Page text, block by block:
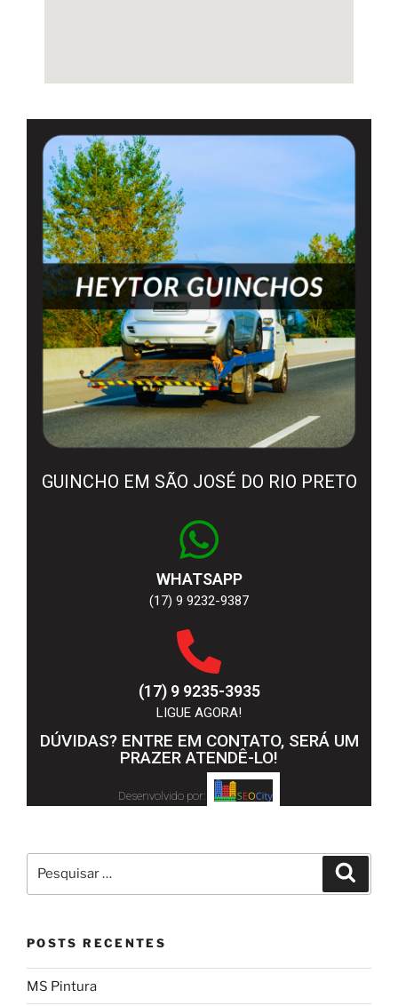
GUINCHO EM SÃO JOSÉ DO RIO PRETO
WHATSAPP
(17) 9 9232-9387
(17) 9 9235-3935
LIGUE AGORA!
DÚVIDAS? ENTRE EM CONTATO, SERÁ UM
PRAZER ATENDÊ-LO!
Desenvolvido por:
POSTS RECENTES
MS Pintura